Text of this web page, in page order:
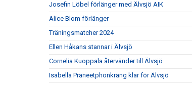
Josefin Löbel förlänger med Älvsjö AIK
Alice Blom förlänger
Träningsmatcher 2024
Ellen Håkans stannar i Älvsjö
Cornelia Kuoppala återvänder till Älvsjö
Isabella Praneetphonkrang klar för Älvsjö